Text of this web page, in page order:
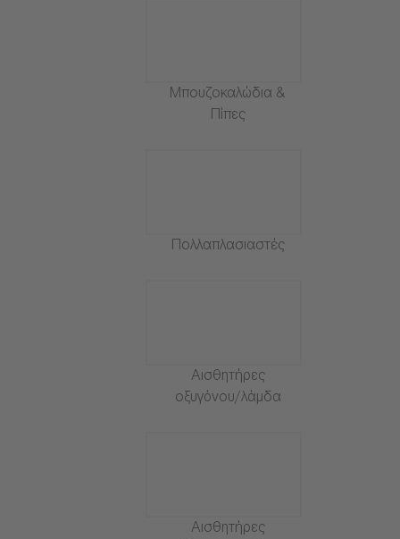
Μπουζοκαλώδια &
Πίπες
Πολλαπλασιαστές
Αισθητήρες
οξυγόνου/λάμδα
Αισθητήρες